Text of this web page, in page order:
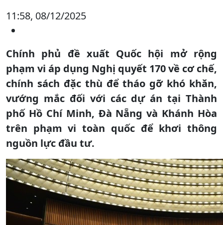
11:58, 08/12/2025
Chính phủ đề xuất Quốc hội mở rộng
phạm vi áp dụng Nghị quyết 170 về cơ chế,
chính sách đặc thù để tháo gỡ khó khăn,
vướng mắc đối với các dự án tại Thành
phố Hồ Chí Minh, Đà Nẵng và Khánh Hòa
trên phạm vi toàn quốc để khơi thông
nguồn lực đầu tư.